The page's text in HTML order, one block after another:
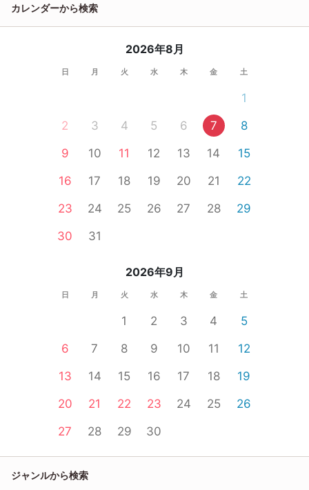
カレンダーから検索
2026年8月
日 月 火 水 木 金 土
1
2
3 4 5 6 7
8
9
10 11 12 13 14
15
16
17 18 19 20 21
22
23
24 25 26 27 28
29
30
31
2026年9月
日 月 火 水 木 金 土
1 2 3 4
5
6
7 8 9 10 11
12
13
14 15 16 17 18
19
20
21 22 23 24 25
26
27
28 29 30
ジャンルから検索